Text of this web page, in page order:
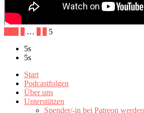
…
5
5s
5s
Start
Podcastfolgen
Über uns
Unterstützen
Spender/-in bei Patreon werden